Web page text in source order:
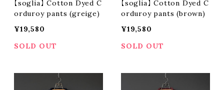
【soglia】 Cotton Dyed C
orduroy pants (greige)
¥19,580
SOLD OUT
【soglia】 Cotton Dyed C
orduroy pants (brown)
¥19,580
SOLD OUT